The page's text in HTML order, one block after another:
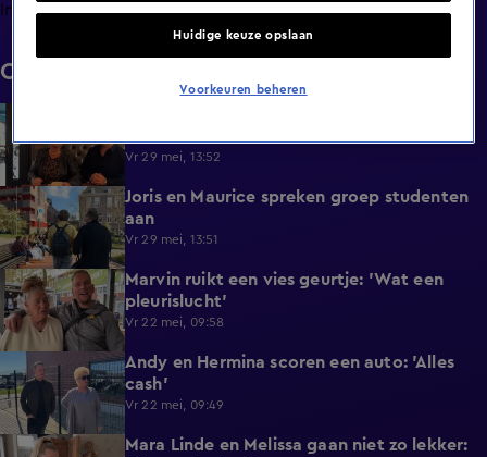
Info
Clips
0:23
Vr 29 mei, 13:52
0:22
Joris en Maurice spreken groep studenten
aan
Vr 29 mei, 13:51
0:43
Marvin ruikt een vies geurtje: 'Wat een
pleurislucht'
Vr 22 mei, 09:58
0:43
Andy en Hermina scoren een auto: 'Alles
cash'
Vr 22 mei, 09:49
0:33
Mara Linde en Melissa gaan niet zo lekker:
Huidige keuze opslaan
Voorkeuren beheren